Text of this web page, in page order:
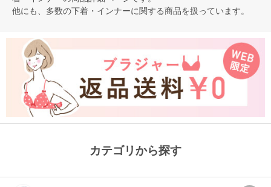
他にも、多数の下着・インナーに関する商品を扱っています。
カテゴリから探す